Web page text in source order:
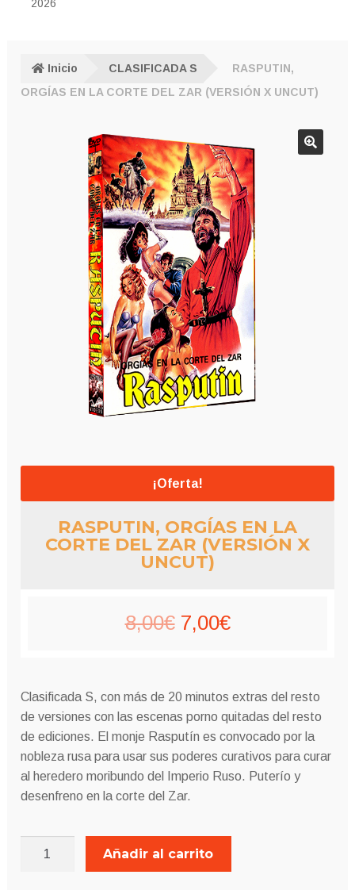
2026
Inicio CLASIFICADA S
RASPUTIN,
ORGÍAS EN LA CORTE DEL ZAR (VERSIÓN X UNCUT)
¡Oferta!
RASPUTIN, ORGÍAS EN LA
CORTE DEL ZAR (VERSIÓN X
UNCUT)
8,00€ El
original
era:
8,00€.
7,00€El
actual
es:
7,00€.
Clasificada S, con más de 20 minutos extras del resto
de versiones con las escenas porno quitadas del resto
de ediciones. El monje Rasputín es convocado por la
nobleza rusa para usar sus poderes curativos para curar
al heredero moribundo del Imperio Ruso. Puterío y
desenfreno en la corte del Zar.
Añadir al carrito